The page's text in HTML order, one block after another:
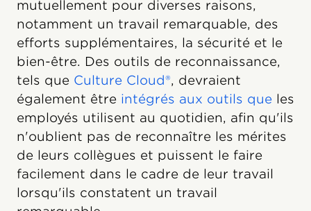
mutuellement pour diverses raisons,
notamment un travail remarquable, des
efforts supplémentaires, la sécurité et le
bien-être. Des outils de reconnaissance,
tels que Culture Cloud®, devraient
également être intégrés aux outils que les
employés utilisent au quotidien, afin qu'ils
n'oublient pas de reconnaître les mérites
de leurs collègues et puissent le faire
facilement dans le cadre de leur travail
lorsqu'ils constatent un travail